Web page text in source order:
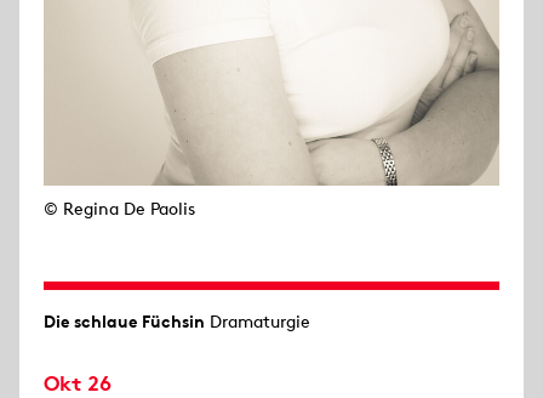
© Regina De Paolis
Die schlaue Füchsin Dramaturgie
Okt 26